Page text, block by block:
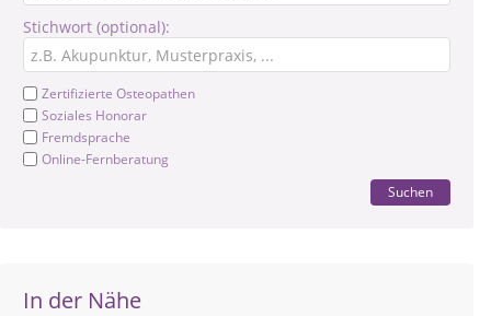
Stichwort (optional):
Zertifizierte Osteopathen
Soziales Honorar
Fremdsprache
Online-Fernberatung
Suchen
In der Nähe